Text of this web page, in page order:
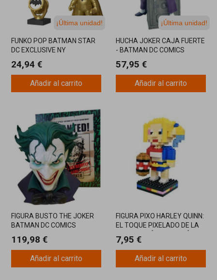
¡Última unidad!
FUNKO POP BATMAN STAR
DC EXCLUSIVE NY
24,94 €
Añadir al carrito
¡Última unidad!
HUCHA JOKER CAJA FUERTE
- BATMAN DC COMICS
57,95 €
Añadir al carrito
FIGURA BUSTO THE JOKER
BATMAN DC COMICS
119,98 €
Añadir al carrito
FIGURA PIXO HARLEY QUINN:
EL TOQUE PIXELADO DE LA
7,95 €
Añadir al carrito